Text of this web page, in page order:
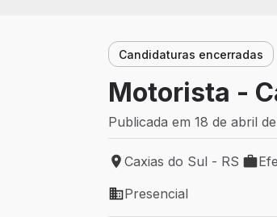
Candidaturas encerradas
Motorista -
Publicada em 18 de abril
Local de trabalho: Caxias
Caxias do Sul - RS
Tipo
Modelo de trabalho:
Presencial